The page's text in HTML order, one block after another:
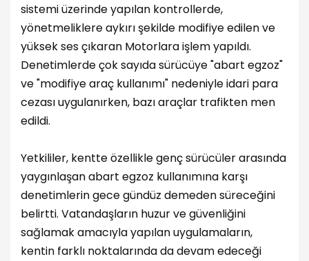
sistemi üzerinde yapılan kontrollerde,
yönetmeliklere aykırı şekilde modifiye edilen ve
yüksek ses çıkaran Motorlara işlem yapıldı.
Denetimlerde çok sayıda sürücüye "abart egzoz"
ve "modifiye araç kullanımı" nedeniyle idari para
cezası uygulanırken, bazı araçlar trafikten men
edildi.
Yetkililer, kentte özellikle genç sürücüler arasında
yaygınlaşan abart egzoz kullanımına karşı
denetimlerin gece gündüz demeden süreceğini
belirtti. Vatandaşların huzur ve güvenliğini
sağlamak amacıyla yapılan uygulamaların,
kentin farklı noktalarında da devam edeceği